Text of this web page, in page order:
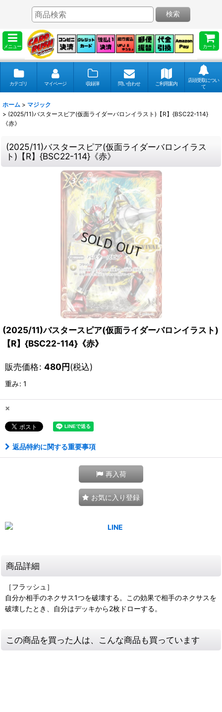
メニュー カート
検索
カテゴリ マイページ 収録弾 問い合わせ ご利用案内
店頭受取につい
て
ホーム > マジック
> (2025/11)バスタースピア(仮面ライダーバロンイラスト)【R】{BSC22-114}
《赤》
(2025/11)バスタースピア(仮面ライダーバロンイラス
ト)【R】{BSC22-114}《赤》
(2025/11)バスタースピア(仮面ライダーバロンイラスト)
【R】{BSC22-114}《赤》
販売価格: 480円(税込)
重み: 1
×
返品特約に関する重要事項
再入荷
お気に入り登録
商品詳細
［フラッシュ］
自分か相手のネクサス1つを破壊する。この効果で相手のネクサスを
破壊したとき、自分はデッキから2枚ドローする。
この商品を買った人は、こんな商品も買っています